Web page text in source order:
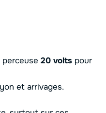
perceuse 20 volts pour
et arrivages.